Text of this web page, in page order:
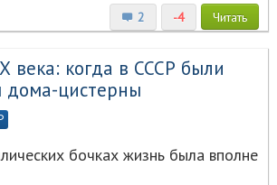
2 -4 Читать
века: когда в СССР были
дома-цистерны
бочках жизнь была вполне